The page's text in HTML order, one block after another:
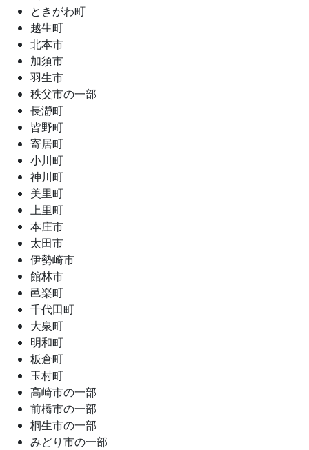
ときがわ町
越生町
北本市
加須市
羽生市
秩父市の一部
長瀞町
皆野町
寄居町
小川町
神川町
美里町
上里町
本庄市
太田市
伊勢崎市
館林市
邑楽町
千代田町
大泉町
明和町
板倉町
玉村町
高崎市の一部
前橋市の一部
桐生市の一部
みどり市の一部